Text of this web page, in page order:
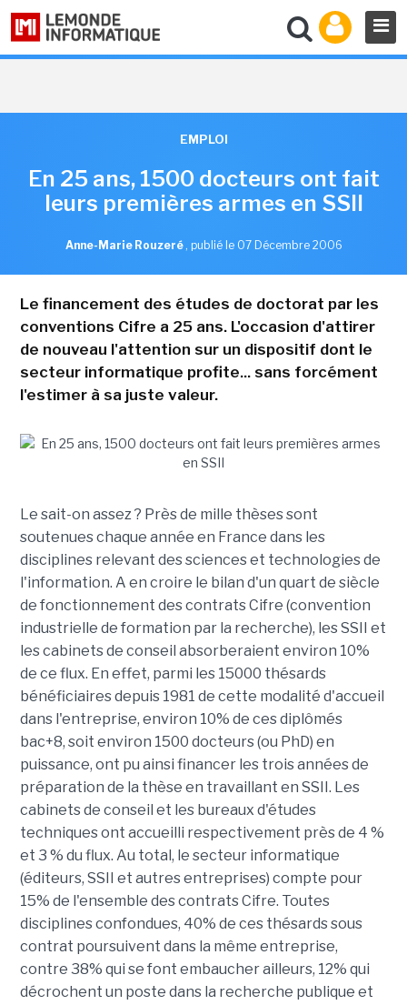
EMPLOI
En 25 ans, 1500 docteurs ont fait
leurs premières armes en SSII
Anne-Marie Rouzeré , publié le 07 Décembre 2006
Le financement des études de doctorat par les
conventions Cifre a 25 ans. L'occasion d'attirer
de nouveau l'attention sur un dispositif dont le
secteur informatique profite... sans forcément
l'estimer à sa juste valeur.
Le sait-on assez ? Près de mille thèses sont
soutenues chaque année en France dans les
disciplines relevant des sciences et technologies de
l'information. A en croire le bilan d'un quart de siècle
de fonctionnement des contrats Cifre (convention
industrielle de formation par la recherche), les SSII et
les cabinets de conseil absorberaient environ 10%
de ce flux. En effet, parmi les 15000 thésards
bénéficiaires depuis 1981 de cette modalité d'accueil
dans l'entreprise, environ 10% de ces diplômés
bac+8, soit environ 1500 docteurs (ou PhD) en
puissance, ont pu ainsi financer les trois années de
préparation de la thèse en travaillant en SSII. Les
cabinets de conseil et les bureaux d'études
techniques ont accueilli respectivement près de 4 %
et 3 % du flux. Au total, le secteur informatique
(éditeurs, SSII et autres entreprises) compte pour
15% de l'ensemble des contrats Cifre. Toutes
disciplines confondues, 40% de ces thésards sous
contrat poursuivent dans la même entreprise,
contre 38% qui se font embaucher ailleurs, 12% qui
décrochent un poste dans la recherche publique et